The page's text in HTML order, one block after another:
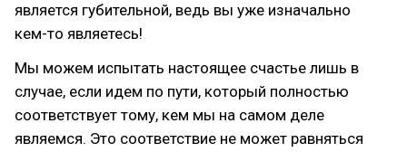
является губительной, ведь вы уже изначально
кем-то являетесь!
Мы можем испытать настоящее счастье лишь в
случае, если идем по пути, который полностью
соответствует тому, кем мы на самом деле
являемся. Это соответствие не может равняться